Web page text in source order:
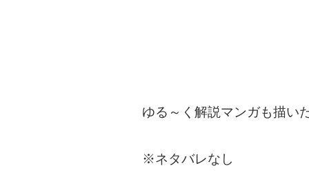
ゆる～く解説マンガも描い
※ネタバレなし